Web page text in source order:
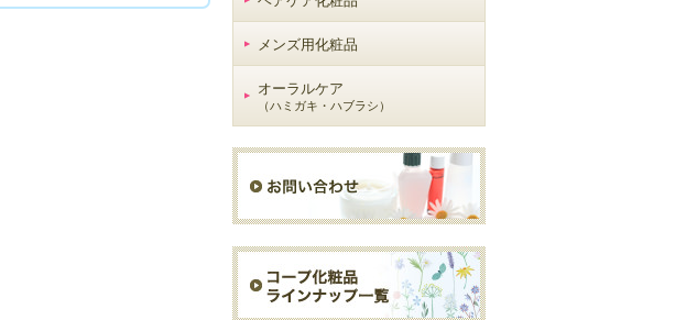
メンズ用化粧品
オーラルケア
（ハミガキ・ハブラシ）